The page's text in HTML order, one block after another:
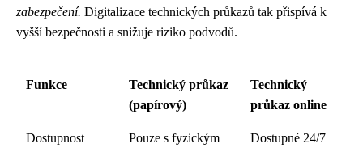
zabezpečení. Digitalizace technických průkazů tak přispívá k
vyšší bezpečnosti a snižuje riziko podvodů.
Funkce
Technický průkaz
(papírový)
Technický
průkaz online
Dostupnost
Pouze s fyzickým
Dostupné 24/7